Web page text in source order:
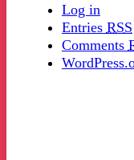
Log in
Entries RSS
Comments